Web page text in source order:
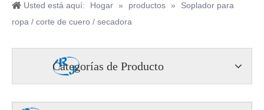
Usted está aquí: Hogar » productos »
Soplador para
ropa / corte de cuero / secadora
Categorías de Producto